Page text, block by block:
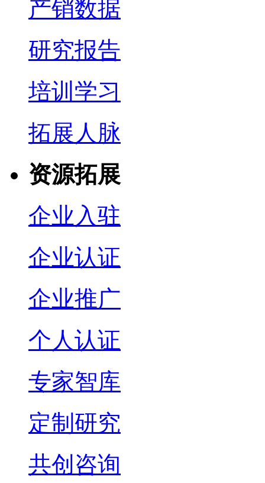
产销数据
研究报告
培训学习
拓展人脉
资源拓展
企业入驻
企业认证
企业推广
个人认证
专家智库
定制研究
共创咨询